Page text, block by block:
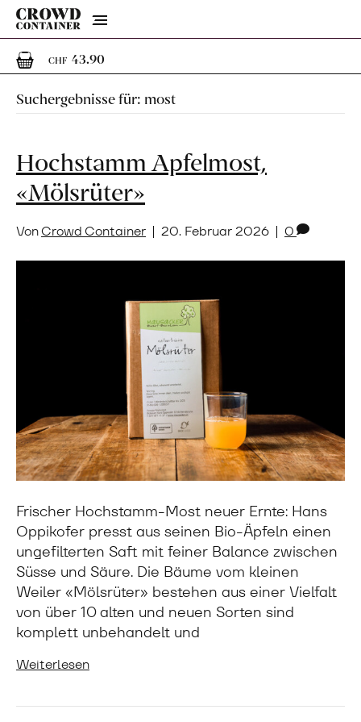
Menu
CHF 43.901 Artikel im Warenkorb
Suchergebnisse für: most
Hochstamm Apfelmost,
«Mölsrüter»
VonCrowd Container | 20. Februar 2026 | 0
Frischer Hochstamm-Most neuer Ernte: Hans
Oppikofer presst aus seinen Bio-Äpfeln einen
ungefilterten Saft mit feiner Balance zwischen
Süsse und Säure. Die Bäume vom kleinen
Weiler «Mölsrüter» bestehen aus einer Vielfalt
von über 10 alten und neuen Sorten sind
komplett unbehandelt und
Weiterlesen